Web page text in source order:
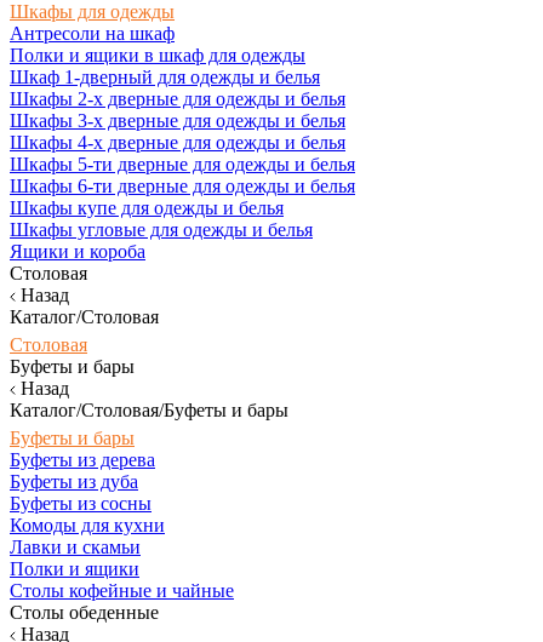
Шкафы для одежды
Антресоли на шкаф
Полки и ящики в шкаф для одежды
Шкаф 1-дверный для одежды и белья
Шкафы 2-х дверные для одежды и белья
Шкафы 3-х дверные для одежды и белья
Шкафы 4-х дверные для одежды и белья
Шкафы 5-ти дверные для одежды и белья
Шкафы 6-ти дверные для одежды и белья
Шкафы купе для одежды и белья
Шкафы угловые для одежды и белья
Ящики и короба
Столовая
Назад
Каталог/Столовая
Столовая
Буфеты и бары
Назад
Каталог/Столовая/Буфеты и бары
Буфеты и бары
Буфеты из дерева
Буфеты из дуба
Буфеты из сосны
Комоды для кухни
Лавки и скамьи
Полки и ящики
Столы кофейные и чайные
Столы обеденные
Назад